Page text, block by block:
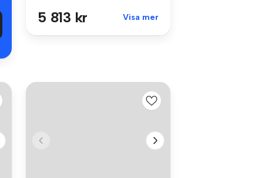
5 813 kr Visa mer